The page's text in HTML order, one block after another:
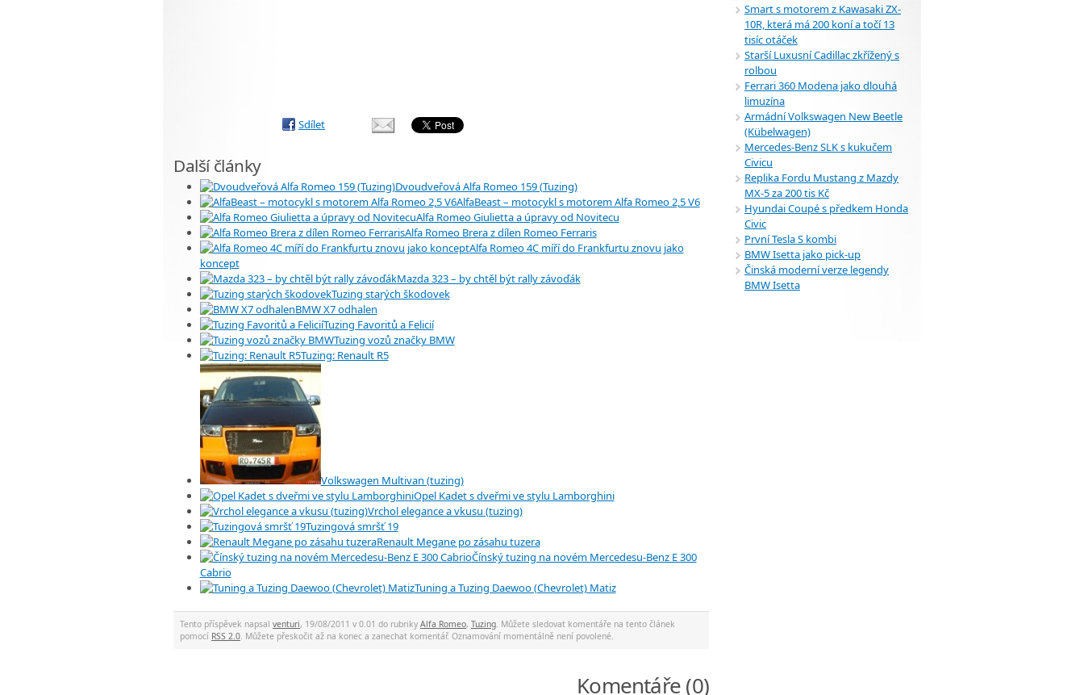
Sdílet
Další články
Dvoudveřová Alfa Romeo 159 (Tuzing)
AlfaBeast – motocykl s motorem Alfa Romeo 2,5 V6
Alfa Romeo Giulietta a úpravy od Novitecu
Alfa Romeo Brera z dílen Romeo Ferraris
Alfa Romeo 4C míří do Frankfurtu znovu jako
koncept
Mazda 323 – by chtěl být rally závoďák
Tuzing starých škodovek
BMW X7 odhalen
Tuzing Favoritů a Felicií
Tuzing vozů značky BMW
Tuzing: Renault R5
Volkswagen Multivan (tuzing)
Opel Kadet s dveřmi ve stylu Lamborghini
Vrchol elegance a vkusu (tuzing)
Tuzingová smršť 19
Renault Megane po zásahu tuzera
Čínský tuzing na novém Mercedesu-Benz E 300
Cabrio
Tuning a Tuzing Daewoo (Chevrolet) Matiz
Tento příspěvek napsal venturi, 19/08/2011 v 0.01 do rubriky Alfa Romeo, Tuzing. Můžete sledovat komentáře na tento článek
pomocí RSS 2.0. Můžete přeskočit až na konec a zanechat komentář. Oznamování momentálně není povolené.
Komentáře (0)
Smart s motorem z Kawasaki ZX-
10R, která má 200 koní a točí 13
tisíc otáček
Starší Luxusní Cadillac zkřížený s
rolbou
Ferrari 360 Modena jako dlouhá
limuzína
Armádní Volkswagen New Beetle
(Kübelwagen)
Mercedes-Benz SLK s kukučem
Civicu
Replika Fordu Mustang z Mazdy
MX-5 za 200 tis Kč
Hyundai Coupé s předkem Honda
Civic
První Tesla S kombi
BMW Isetta jako pick-up
Činská moderní verze legendy
BMW Isetta